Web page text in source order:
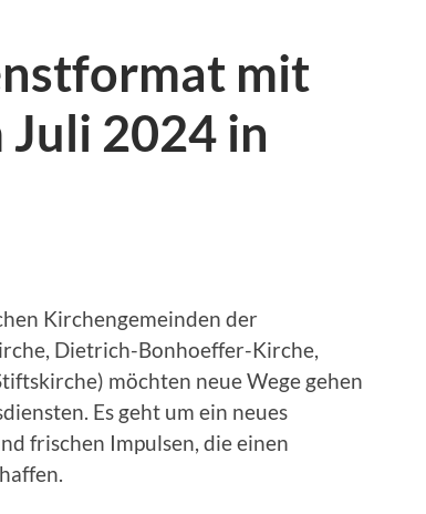
mit
2024 in
Kirchengemeinden der
Dietrich-Bonhoeffer-Kirche,
möchten neue Wege gehen
Es geht um ein neues
frischen Impulsen, die einen